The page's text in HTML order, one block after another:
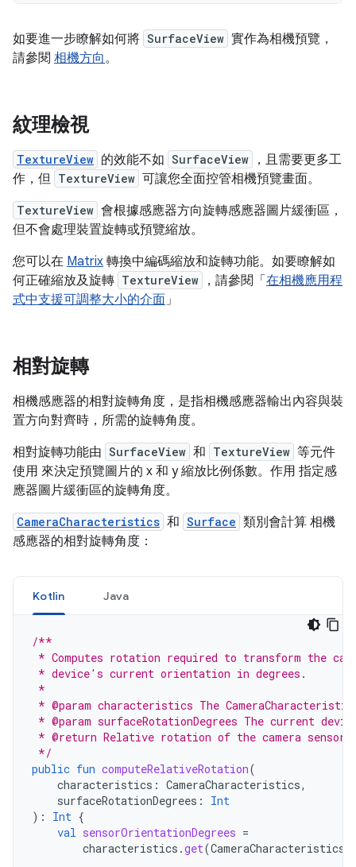
如要進一步瞭解如何將 SurfaceView 實作為相機預覽，
請參閱 相機方向。
紋理檢視
TextureView 的效能不如 SurfaceView
，且需要更多工
作，但 TextureView 可讓您全面控管相機預覽畫面。
TextureView 會根據感應器方向旋轉感應器圖片緩衝區，
但不會處理裝置旋轉或預覽縮放。
您可以在 Matrix 轉換中編碼縮放和旋轉功能。如要瞭解如
何正確縮放及旋轉 TextureView ，請參閱「 在相機應用程
式中支援可調整大小的介面」
相對旋轉
相機感應器的相對旋轉角度，是指相機感應器輸出內容與裝
置方向對齊時，所需的旋轉角度。
相對旋轉功能由 SurfaceView 和 TextureView 等元件
使用 來決定預覽圖片的 x 和 y 縮放比例係數。作用 指定感
應器圖片緩衝區的旋轉角度。
CameraCharacteristics 和 Surface 類別會計算 相機
感應器的相對旋轉角度：
Kotlin Java
/**
* Computes rotation required to transform the
* device's current orientation in degrees.
*
* @param characteristics The
* @param surfaceRotationDegrees The current
* @return Relative rotation of the camera sensor
*/
public fun computeRelativeRotation(
characteristics : CameraCharacteristics,
surfaceRotationDegrees :
Int
):
Int {
val sensorOrientationDegrees =
characteristics .get(CameraCharacteristics